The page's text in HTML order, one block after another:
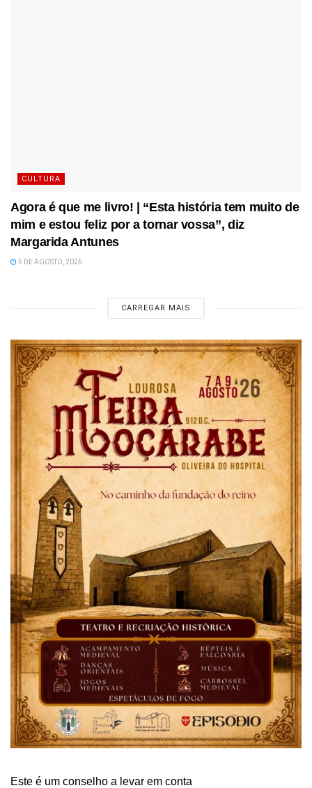
CULTURA
Agora é que me livro! | “Esta história tem muito de
mim e estou feliz por a tornar vossa”, diz
Margarida Antunes
5 DE AGOSTO, 2026
CARREGAR MAIS
Este é um conselho a levar em conta